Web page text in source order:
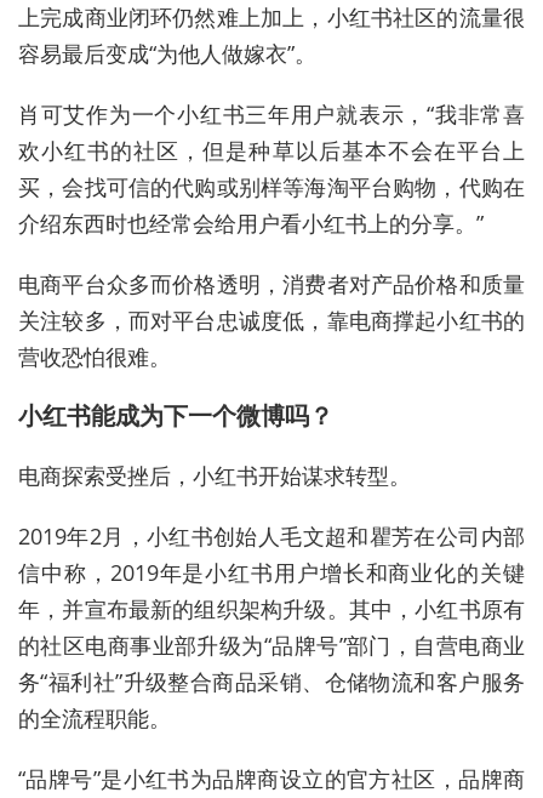
上完成商业闭环仍然难上加上，小红书社区的流量很
容易最后变成“为他人做嫁衣”。
肖可艾作为一个小红书三年用户就表示，“我非常喜
欢小红书的社区，但是种草以后基本不会在平台上
买，会找可信的代购或别样等海淘平台购物，代购在
介绍东西时也经常会给用户看小红书上的分享。”
电商平台众多而价格透明，消费者对产品价格和质量
关注较多，而对平台忠诚度低，靠电商撑起小红书的
营收恐怕很难。
小红书能成为下一个微博吗？
电商探索受挫后，小红书开始谋求转型。
2019年2月，小红书创始人毛文超和瞿芳在公司内部
信中称，2019年是小红书用户增长和商业化的关键
年，并宣布最新的组织架构升级。其中，小红书原有
的社区电商事业部升级为“品牌号”部门，自营电商业
务“福利社”升级整合商品采销、仓储物流和客户服务
的全流程职能。
“品牌号”是小红书为品牌商设立的官方社区，品牌商